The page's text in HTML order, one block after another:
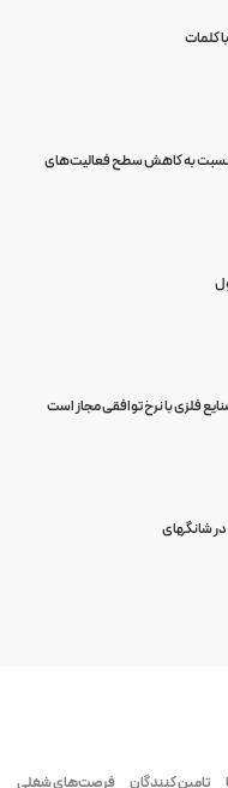
کلمات
نسبت به کاهش سطح فعالیت‌های
فلزی با نرخ توافقی مجاز است
شانگهای
تامین کنندگان فرصت‌های شغلی